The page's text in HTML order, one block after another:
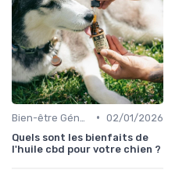
• 02/01/2026
Quels sont les bienfaits de
l'huile cbd pour votre chien ?